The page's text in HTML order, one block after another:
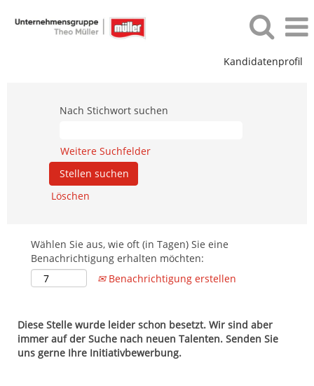
Kandidatenprofil
Nach Stichwort suchen
Weitere Suchfelder
Löschen
Wählen Sie aus, wie oft (in Tagen) Sie eine
Benachrichtigung erhalten möchten:
Benachrichtigung erstellen
Diese Stelle wurde leider schon besetzt. Wir sind aber
immer auf der Suche nach neuen Talenten. Senden Sie
uns gerne Ihre Initiativbewerbung.